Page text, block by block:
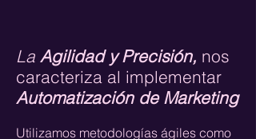
La Agilidad y Precisión, nos
caracteriza al implementar
Automatización de Marketing
Utilizamos metodologías ágiles como